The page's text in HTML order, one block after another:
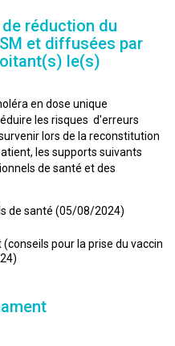
réduction du
et diffusées par
le(s)
en dose unique
les risques d'erreurs
lors de la reconstitution
les supports suivants
de santé et des
de santé (05/08/2024)
pour la prise du vaccin